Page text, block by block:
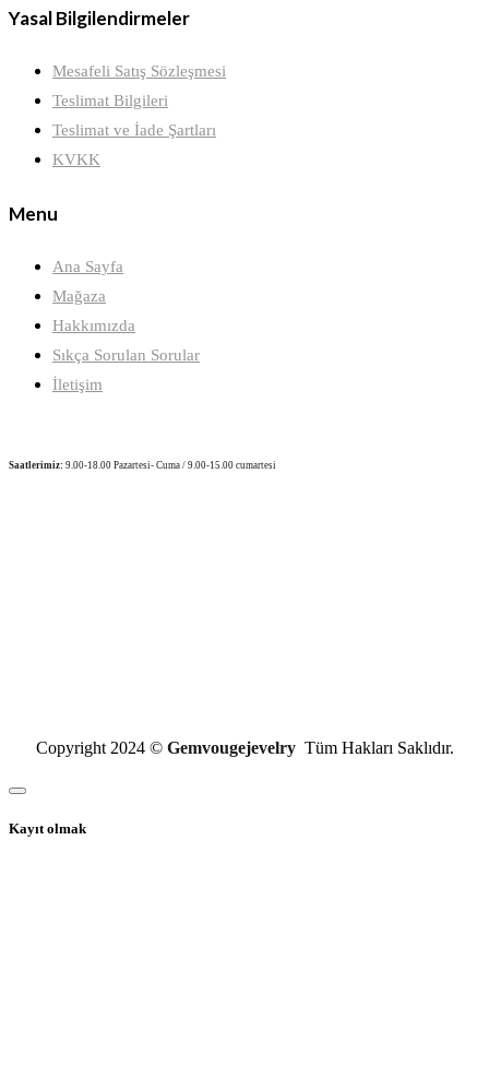
Yasal Bilgilendirmeler
Mesafeli Satış Sözleşmesi
Teslimat Bilgileri
Teslimat ve İade Şartları
KVKK
Menu
Ana Sayfa
Mağaza
Hakkımızda
Sıkça Sorulan Sorular
İletişim
Saatlerimiz: 9.00-18.00 Pazartesi- Cuma / 9.00-15.00 cumartesi
Copyright 2024 © Gemvougejevelry Tüm Hakları Saklıdır.
Kayıt olmak